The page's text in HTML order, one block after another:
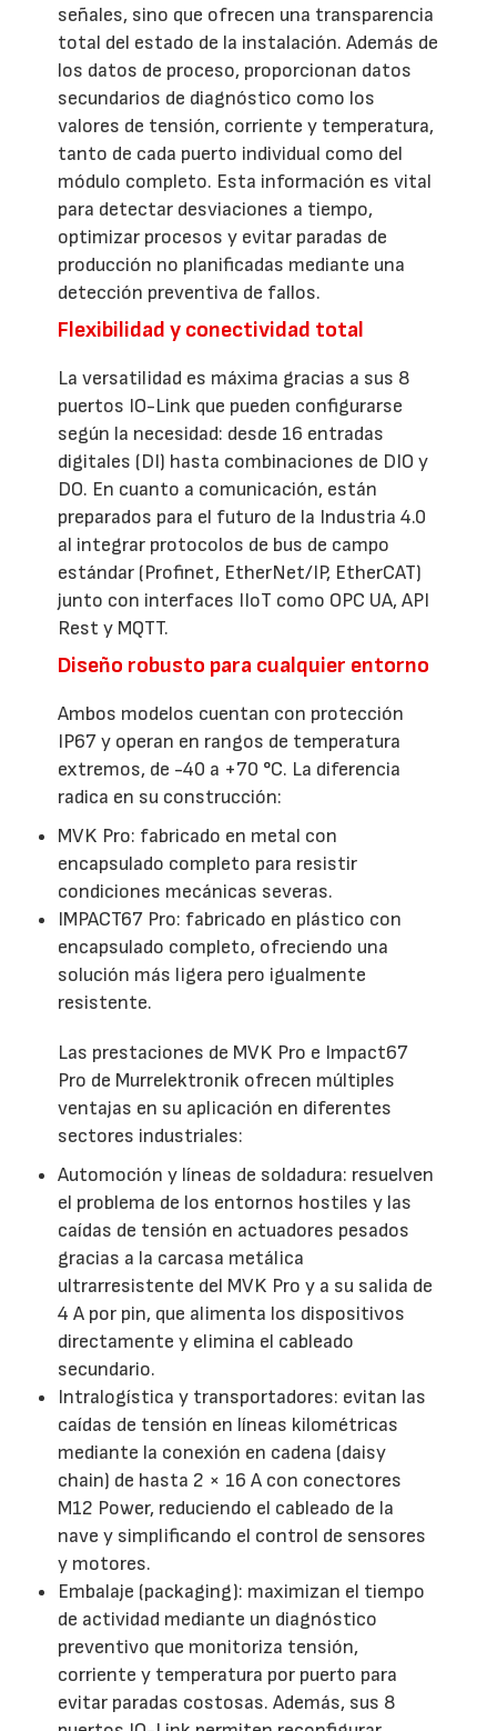
señales, sino que ofrecen una transparencia
total del estado de la instalación. Además de
los datos de proceso, proporcionan datos
secundarios de diagnóstico como los
valores de tensión, corriente y temperatura,
tanto de cada puerto individual como del
módulo completo. Esta información es vital
para detectar desviaciones a tiempo,
optimizar procesos y evitar paradas de
producción no planificadas mediante una
detección preventiva de fallos.
Flexibilidad y conectividad total
La versatilidad es máxima gracias a sus 8
puertos IO-Link que pueden configurarse
según la necesidad: desde 16 entradas
digitales (DI) hasta combinaciones de DIO y
DO. En cuanto a comunicación, están
preparados para el futuro de la Industria 4.0
al integrar protocolos de bus de campo
estándar (Profinet, EtherNet/IP, EtherCAT)
junto con interfaces IIoT como OPC UA, API
Rest y MQTT.
Diseño robusto para cualquier entorno
Ambos modelos cuentan con protección
IP67 y operan en rangos de temperatura
extremos, de -40 a +70 °C. La diferencia
radica en su construcción:
MVK Pro: fabricado en metal con
encapsulado completo para resistir
condiciones mecánicas severas.
IMPACT67 Pro: fabricado en plástico con
encapsulado completo, ofreciendo una
solución más ligera pero igualmente
resistente.
Las prestaciones de MVK Pro e Impact67
Pro de Murrelektronik ofrecen múltiples
ventajas en su aplicación en diferentes
sectores industriales:
Automoción y líneas de soldadura: resuelven
el problema de los entornos hostiles y las
caídas de tensión en actuadores pesados
gracias a la carcasa metálica
ultrarresistente del MVK Pro y a su salida de
4 A por pin, que alimenta los dispositivos
directamente y elimina el cableado
secundario.
Intralogística y transportadores: evitan las
caídas de tensión en líneas kilométricas
mediante la conexión en cadena (daisy
chain) de hasta 2 × 16 A con conectores
M12 Power, reduciendo el cableado de la
nave y simplificando el control de sensores
y motores.
Embalaje (packaging): maximizan el tiempo
de actividad mediante un diagnóstico
preventivo que monitoriza tensión,
corriente y temperatura por puerto para
evitar paradas costosas. Además, sus 8